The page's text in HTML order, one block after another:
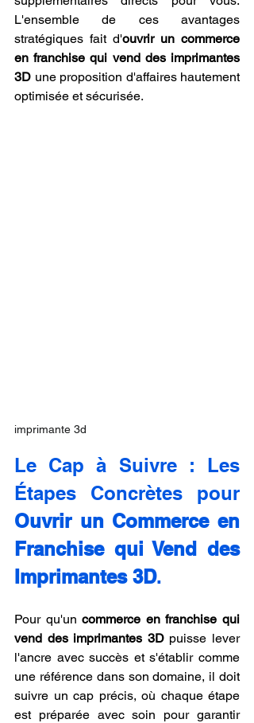
L'ensemble de ces avantages
stratégiques fait d'ouvrir un commerce
en franchise qui vend des imprimantes
3D une proposition d'affaires hautement
optimisée et sécurisée.
imprimante 3d
Le Cap à Suivre : Les
Ouvrir un Commerce en
Franchise qui Vend des
Imprimantes 3D.
Pour qu'un commerce en franchise qui
vend des imprimantes 3D puisse lever
l'ancre avec succès et s'établir comme
une référence dans son domaine, il doit
suivre un cap précis, où chaque étape
est préparée avec soin pour garantir